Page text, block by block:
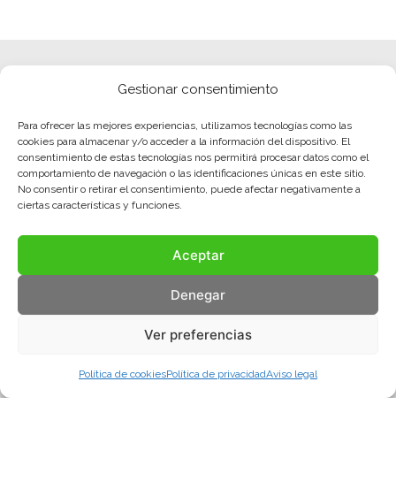
Gestionar consentimiento
Para ofrecer las mejores experiencias, utilizamos tecnologías como las
cookies para almacenar y/o acceder a la información del dispositivo. El
consentimiento de estas tecnologías nos permitirá procesar datos como el
comportamiento de navegación o las identificaciones únicas en este sitio.
No consentir o retirar el consentimiento, puede afectar negativamente a
ciertas características y funciones.
Aceptar
Denegar
Ver preferencias
Política de cookiesPolítica de privacidadAviso legal